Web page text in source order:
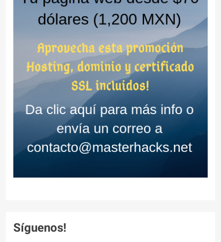
Síguenos!